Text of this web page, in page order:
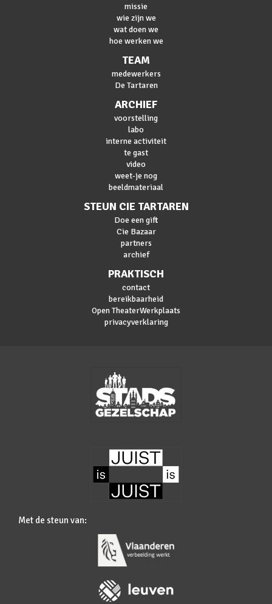
missie
wie zijn we
wat doen we
hoe werken we
TEAM
medewerkers
De Tartaren
ARCHIEF
voorstelling
labo
interne activiteit
te gast
video
weet-je nog
beeldmateriaal
STEUN CIE TARTAREN
Doe een gift
Cie Bazaar
partners
archief
PRAKTISCH
contact
bereikbaarheid
Open TheaterWerkplaats
privacyverklaring
Met de steun van: